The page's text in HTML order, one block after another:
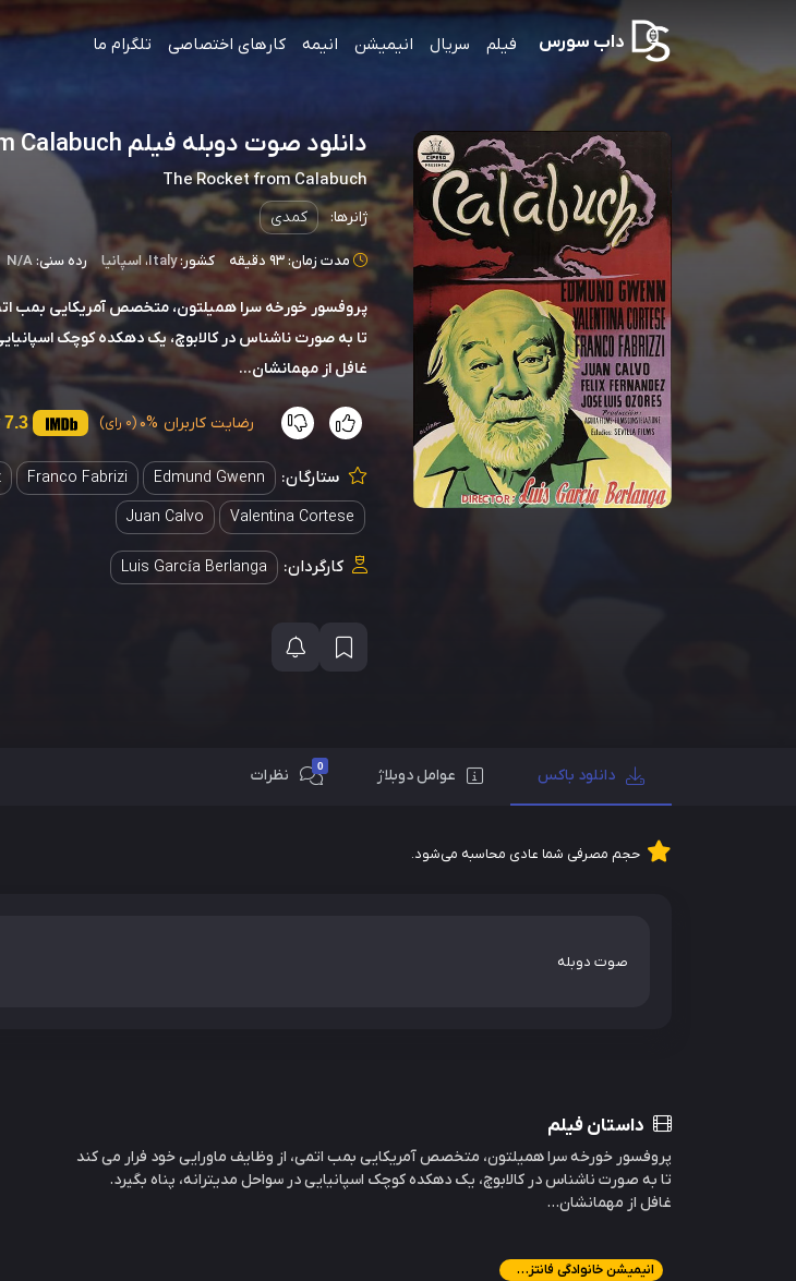
داب سورس فیلم سریال انیمیشن انیمه کارهای اختصاصی تلگرام ما
دانلود صوت دوبله فیلم The Rocket from Calabuch
The Rocket from Calabuch
ژانرها: کمدی
مدت زمان: 93 دقیقه کشور:Italy،اسپانیا رده سنی:N/A
پروفسور خورخه سرا همیلتون، متخصص آمریکایی بمب
تا به صورت ناشناس در کالابوچ، یک دهکده کوچک
غافل از مهمانشان...
رضایت کاربران 0%(0 رای) 7.3
ستارگان: Edmund Gwenn
Franco Fabrizi
Valentina Cortese
Juan Calvo
کارگردان: Luis García Berlanga
دانلود باکس عوامل دوبلاژ 0 نظرات
حجم مصرفی شما عادی محاسبه می‌شود.
صوت دوبله
داستان فیلم
پروفسور خورخه سرا همیلتون، متخصص آمریکایی بمب اتمی، از وظایف ماورایی خود فرار می کند
تا به صورت ناشناس در کالابوچ، یک دهکده کوچک اسپانیایی در سواحل مدیترانه، پناه بگیرد.
غافل از مهمانشان...
انیمیشن خانوادگی فانتزی کمدی ماجراجویی معمایی